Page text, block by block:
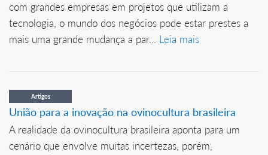
com grandes empresas em projetos que utilizam a
tecnologia, o mundo dos negócios pode estar prestes a
mais uma grande mudança a par... Leia mais
Artigos
União para a inovação na ovinocultura brasileira
A realidade da ovinocultura brasileira aponta para um
cenário que envolve muitas incertezas, porém,